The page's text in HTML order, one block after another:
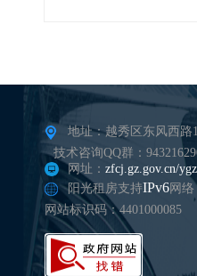
地址：越秀区东风西路
技术咨询QQ群：
网址： zfcj.gz.gov.cn/
阳光租房支持IPv6网络
网站标识码：4401000085